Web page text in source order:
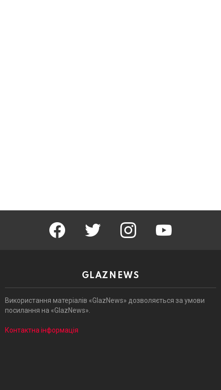
facebook twitter instagram youtube
GLAZNEWS
Використання матеріалів «GlazNews» дозволяється за умови
посилання на «GlazNews».
Контактна інформація